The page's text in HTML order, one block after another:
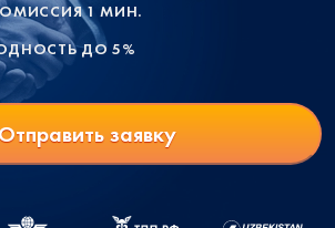
1 МИН.
ДО 5%
Отправить заявку